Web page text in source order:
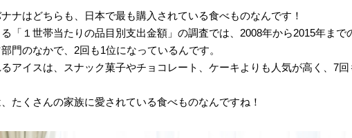
ナはどちらも、日本で最も購入されている食べものなんです！
「１世帯当たりの品目別支出金額」の調査では、2008年から2015年まで
門のなかで、2回も1位になっているんです。
アイスは、スナック菓子やチョコレート、ケーキよりも人気が高く、7回
たくさんの家族に愛されている食べものなんですね！